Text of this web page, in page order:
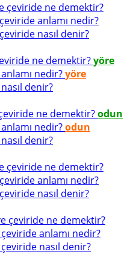
çeviride ne demektir?
anlamı nedir?
nasıl denir?
ne demektir?yöre
nedir?yöre
denir?
ne demektir?odun
nedir?odun
denir?
çeviride ne demektir?
anlamı nedir?
nasıl denir?
çeviride ne demektir?
anlamı nedir?
nasıl denir?